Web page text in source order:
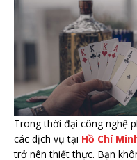
Trong thời đại công nghệ
các dịch vụ tại Hồ Chí
trở nên thiết thực. Bạn